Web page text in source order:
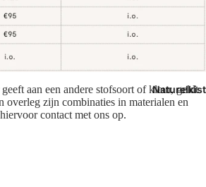
aan een andere stofsoort of kleur, geldt
overleg zijn combinaties in materialen en
contact met ons op.